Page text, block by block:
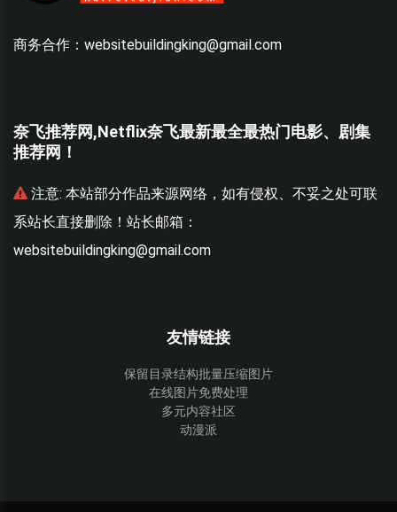
商务合作：websitebuildingking@gmail.com
奈飞推荐网,Netflix奈飞最新最全最热门电影、剧集
推荐网！
注意: 本站部分作品来源网络，如有侵权、不妥之处可联
系站长直接删除！站长邮箱：
websitebuildingking@gmail.com
友情链接
保留目录结构批量压缩图片
在线图片免费处理
多元内容社区
动漫派